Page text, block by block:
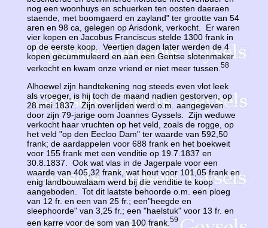
nog een woonhuys en schuerken ten oosten daeraen
staende, met boomgaerd en zayland" ter grootte van 54
aren en 98 ca, gelegen op Arisdonk, verkocht. Er waren
vier kopen en Jacobus Franciscus stelde 1300 frank in
op de eerste koop. Veertien dagen later werden de 4
kopen gecummuleerd en aan een Gentse slotenmaker
verkocht en kwam onze vriend er niet meer tussen. 58
Alhoewel zijn handtekening nog steeds even vlot leek
als vroeger, is hij toch de maand nadien gestorven, op
28 mei 1837. Zijn overlijden werd o.m. aangegeven
door zijn 79-jarige oom Joannes Gyssels. Zijn weduwe
verkocht haar vruchten op het veld, zoals de rogge, op
het veld "op den Eecloo Dam" ter waarde van 592,50
frank; de aardappelen voor 688 frank en het boekweit
voor 155 frank met een venditie op 19.7.1837 en
30.8.1837. Ook wat vlas in de Jagerpale voor een
waarde van 405,32 frank, wat hout voor 101,05 frank en
enig landbouwalaam werd bij die venditie te koop
aangeboden. Tot dit laatste behoorde o.m. een ploeg
van 12 fr. en een van 25 fr.; een"heegde en
sleephoorde" van 3,25 fr.; een "haelstuk" voor 13 fr. en
een karre voor de som van 100 frank.59